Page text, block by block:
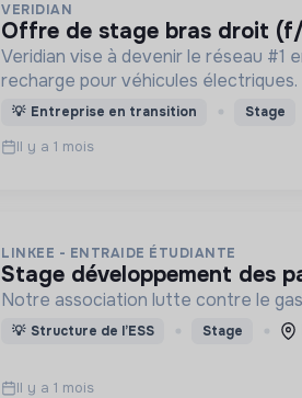
VERIDIAN
offre de stage bras droit
Veridian vise à devenir le réseau #1
recharge pour véhicules électriques.
💡 Entreprise en transition Stage
Il y a 1 mois
LINKEE - ENTRAIDE ÉTUDIANTE
stage développement des
Notre association lutte contre le
💡 Structure de l’ESS Stage
Il y a 1 mois